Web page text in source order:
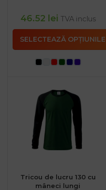
46.52 lei TVA inclus
SELECTEAZĂ OPȚIUNILE
Tricou de lucru 130 cu
mâneci lungi